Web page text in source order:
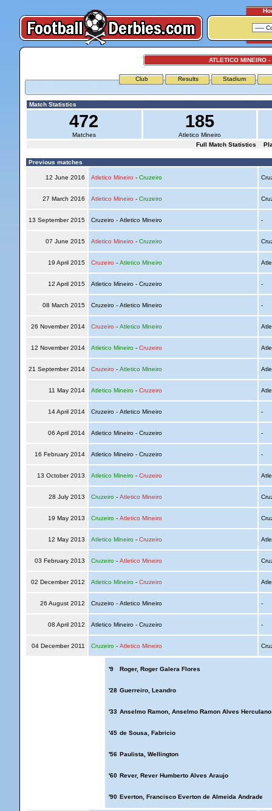
ATLETICO MINEIRO -
Club Results Stadium
Match Statistics
472
Matches
185
Atletico Mineiro
Full Match Statistics
Previous matches
12 June 2016 Atletico Mineiro - Cruzeiro
27 March 2016 Atletico Mineiro - Cruzeiro
13 September 2015 Cruzeiro - Atletico Mineiro -
07 June 2015 Atletico Mineiro - Cruzeiro
19 April 2015 Cruzeiro - Atletico Mineiro
12 April 2015 Atletico Mineiro - Cruzeiro -
08 March 2015 Cruzeiro - Atletico Mineiro -
26 November 2014 Cruzeiro - Atletico Mineiro
12 November 2014 Atletico Mineiro- Cruzeiro
21 September 2014 Cruzeiro - Atletico Mineiro
11 May 2014 Atletico Mineiro- Cruzeiro
14 April 2014 Cruzeiro - Atletico Mineiro -
06 April 2014 Atletico Mineiro - Cruzeiro -
16 February 2014 Atletico Mineiro - Cruzeiro -
13 October 2013 Atletico Mineiro- Cruzeiro
28 July 2013 Cruzeiro- Atletico Mineiro
19 May 2013 Cruzeiro- Atletico Mineiro
12 May 2013 Atletico Mineiro- Cruzeiro
03 February 2013 Cruzeiro- Atletico Mineiro
02 December 2012 Atletico Mineiro- Cruzeiro
26 August 2012 Cruzeiro - Atletico Mineiro -
08 April 2012 Atletico Mineiro - Cruzeiro -
04 December 2011 Cruzeiro- Atletico Mineiro
'9 Roger, Roger Galera Flores
'28 Guerreiro, Leandro
'33 Anselmo Ramon, Anselmo Ramon Alves Herculano
'45 de Sousa, Fabricio
'56 Paulista, Wellington
'60 Rever, Rever Humberto Alves Araujo
'90 Everton, Francisco Everton de Almeida Andrade